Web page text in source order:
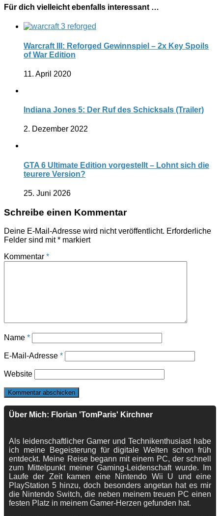
Für dich vielleicht ebenfalls interessant …
Warcraft III: Reforged Gewinnspiel – 2x Key Spoils
of War Edition
11. April 2020
Indiana Jones 5: Der Ruf des Schicksals (Trailer)
2. Dezember 2022
GTA 6 Ultimate Edition vorgestellt – Lohnt sich die
teurere Version?
25. Juni 2026
Schreibe einen Kommentar
Deine E-Mail-Adresse wird nicht veröffentlicht. Erforderliche
Felder sind mit* markiert
Kommentar *
Name *
E-Mail-Adresse *
Website
Über Mich: Florian 'TomParis' Kirchner
Als leidenschaftlicher Gamer und Technikenthusiast habe
ich meine Begeisterung für digitale Welten schon früh
entdeckt. Meine Reise begann mit einem PC, der schnell
zum Mittelpunkt meiner Gaming-Leidenschaft wurde. Im
Laufe der Zeit kamen eine Nintendo Wii U und eine
PlayStation 5 hinzu, doch besonders angetan hat es mir
die Nintendo Switch, die neben meinem treuen PC einen
festen Platz in meinem Gamer-Herzen gefunden hat.